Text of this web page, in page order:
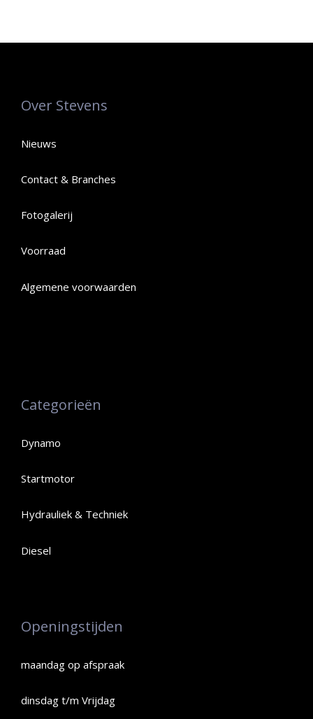
Over Stevens
Nieuws
Contact & Branches
Fotogalerij
Voorraad
Algemene voorwaarden
Categorieën
Dynamo
Startmotor
Hydrauliek & Techniek
Diesel
Openingstijden
maandag op afspraak
dinsdag t/m Vrijdag